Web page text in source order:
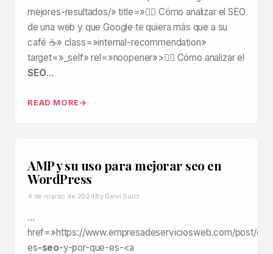
mejores-resultados/» title=»🕵️‍♂️ Cómo analizar el SEO
de una web y que Google te quiera más que a su
café ☕️» class=»internal-recommendation»
target=»_self» rel=»noopener»>🕵️‍♂️ Cómo analizar el
SEO…
READ MORE
AMP y su uso para mejorar seo en
WordPress
4 de marzo de 2024By Deivi Sanz
…
href=»https://www.empresadeserviciosweb.com/post/
es-seo-y-por-que-es-<a